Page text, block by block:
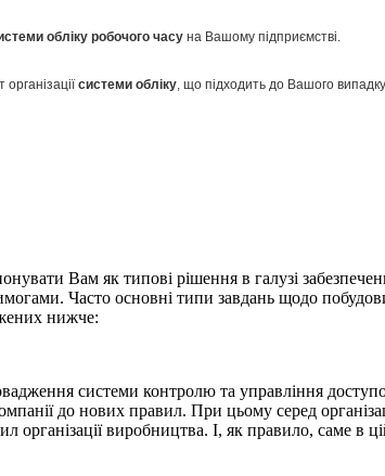
обліку робочого часу на Вашому підприємстві.
системи обліку, що підходить до Вашого
Вам як типові рішення в галузі
Часто основні типи завдань щодо
нижче:
системи контролю та управління
до нових правил. При цьому серед
виробництва. І, як правило, саме в